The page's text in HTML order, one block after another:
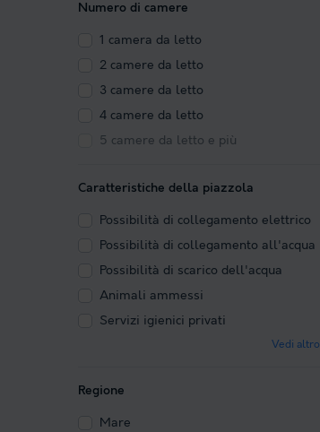
Numero di camere
1 camera da letto
2 camere da letto
3 camere da letto
4 camere da letto
5 camere da letto e più
Caratteristiche della piazzola
Possibilità di collegamento elettrico
Possibilità di collegamento all'acqua
Possibilità di scarico dell'acqua
Animali ammessi
Servizi igienici privati
Vedi altro
Regione
Mare